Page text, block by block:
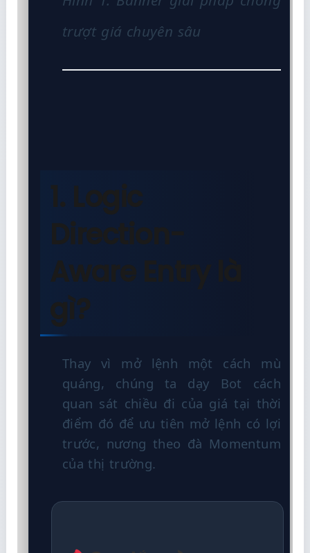
trượt giá chuyên sâu
1. Logic
Direction-
Aware Entry là
gì?
Thay vì mở lệnh một cách mù
quáng, chúng ta dạy Bot cách
quan sát chiều đi của giá tại thời
điểm đó để ưu tiên mở lệnh có lợi
trước, nương theo đà Momentum
của thị trường.